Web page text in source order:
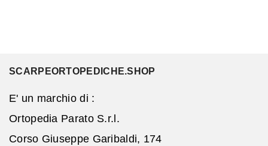
SCARPEORTOPEDICHE.SHOP
E' un marchio di :
Ortopedia Parato S.r.l.
Corso Giuseppe Garibaldi, 174